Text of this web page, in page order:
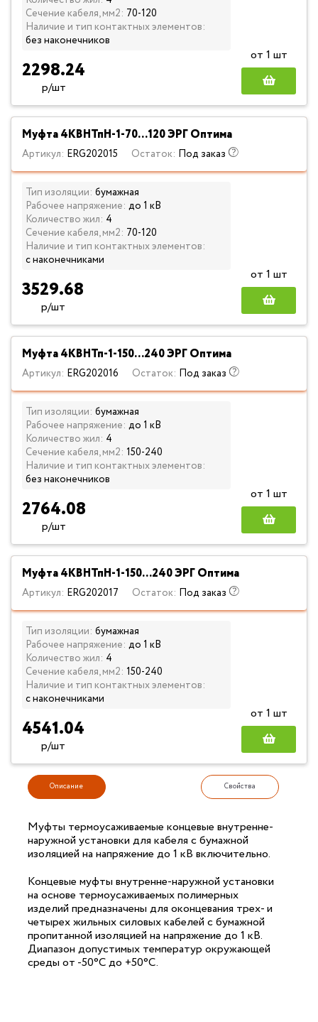
Сечение кабеля, мм2: 70-120
Наличие и тип контактных элементов:
без наконечников
2298.24
р/шт
от 1 шт
Муфта 4КВНТпН-1-70...120 ЭРГ Оптима
Артикул: ERG202015 Остаток: Под заказ
Тип изоляции: бумажная
Рабочее напряжение: до 1 кВ
Количество жил: 4
Сечение кабеля, мм2: 70-120
Наличие и тип контактных элементов:
с наконечниками
3529.68
р/шт
от 1 шт
Муфта 4КВНТп-1-150...240 ЭРГ Оптима
Артикул: ERG202016 Остаток: Под заказ
Тип изоляции: бумажная
Рабочее напряжение: до 1 кВ
Количество жил: 4
Сечение кабеля, мм2: 150-240
Наличие и тип контактных элементов:
без наконечников
2764.08
р/шт
от 1 шт
Муфта 4КВНТпН-1-150...240 ЭРГ Оптима
Артикул: ERG202017 Остаток: Под заказ
Тип изоляции: бумажная
Рабочее напряжение: до 1 кВ
Количество жил: 4
Сечение кабеля, мм2: 150-240
Наличие и тип контактных элементов:
с наконечниками
4541.04
р/шт
от 1 шт
Описание Свойства
Муфты термоусаживаемые концевые внутренне-
наружной установки для кабеля с бумажной
изоляцией на напряжение до 1 кВ включительно.
Концевые муфты внутренне-наружной установки
на основе термоусаживаемых полимерных
изделий предназначены для оконцевания трех- и
четырех жильных силовых кабелей с бумажной
пропитанной изоляцией на напряжение до 1 кВ.
Диапазон допустимых температур окружающей
среды от -50°С до +50°С.